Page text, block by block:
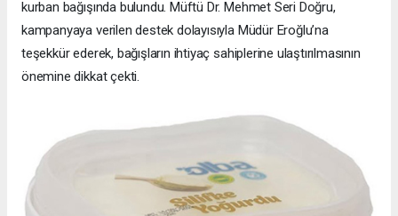
kurban bağışında bulundu. Müftü Dr. Mehmet Seri Doğru,
kampanyaya verilen destek dolayısıyla Müdür Eroğlu’na
teşekkür ederek, bağışların ihtiyaç sahiplerine ulaştırılmasının
önemine dikkat çekti.